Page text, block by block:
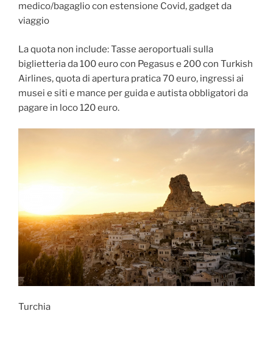
medico/bagaglio con estensione Covid, gadget da
viaggio
La quota non include: Tasse aeroportuali sulla
biglietteria da 100 euro con Pegasus e 200 con Turkish
Airlines, quota di apertura pratica 70 euro, ingressi ai
musei e siti e mance per guida e autista obbligatori da
pagare in loco 120 euro.
Turchia